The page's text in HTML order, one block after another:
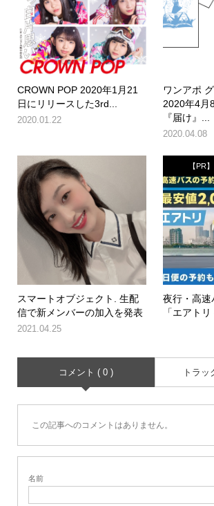
CROWN POP 2020年1月21
日にリリースした3rd...
2020.01.22
ワンアポ
2020年4月
『届け』...
2020.04.08
スマートオブジェクト. 生配
信で新メンバーの加入を発表
2021.04.25
【PR】
夜行・高速
「エアト
コメント ( 0 ) トラッ
この記事へのコメントはありません。
名前